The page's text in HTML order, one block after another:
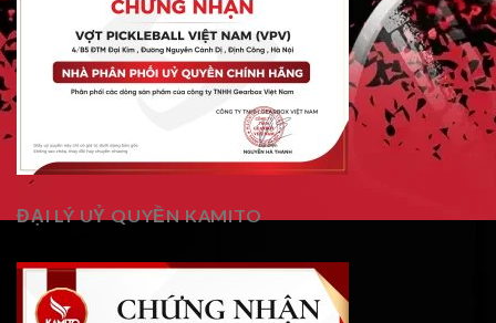
ĐẠI LÝ UỶ QUYỀN KAMITO